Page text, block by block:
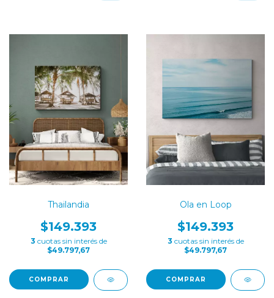
Thailandia
$149.393
3 cuotas sin interés de
$49.797,67
COMPRAR
Ola en Loop
$149.393
3 cuotas sin interés de
$49.797,67
COMPRAR